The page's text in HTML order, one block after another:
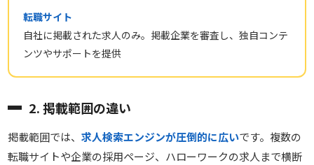
転職サイト
自社に掲載された求人のみ。掲載企業を審査し、独自コンテ
ンツやサポートを提供
2. 掲載範囲の違い
掲載範囲では、求人検索エンジンが圧倒的に広いです。複数の
転職サイトや企業の採用ページ、ハローワークの求人まで横断